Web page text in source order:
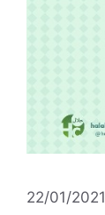
22/01/2021